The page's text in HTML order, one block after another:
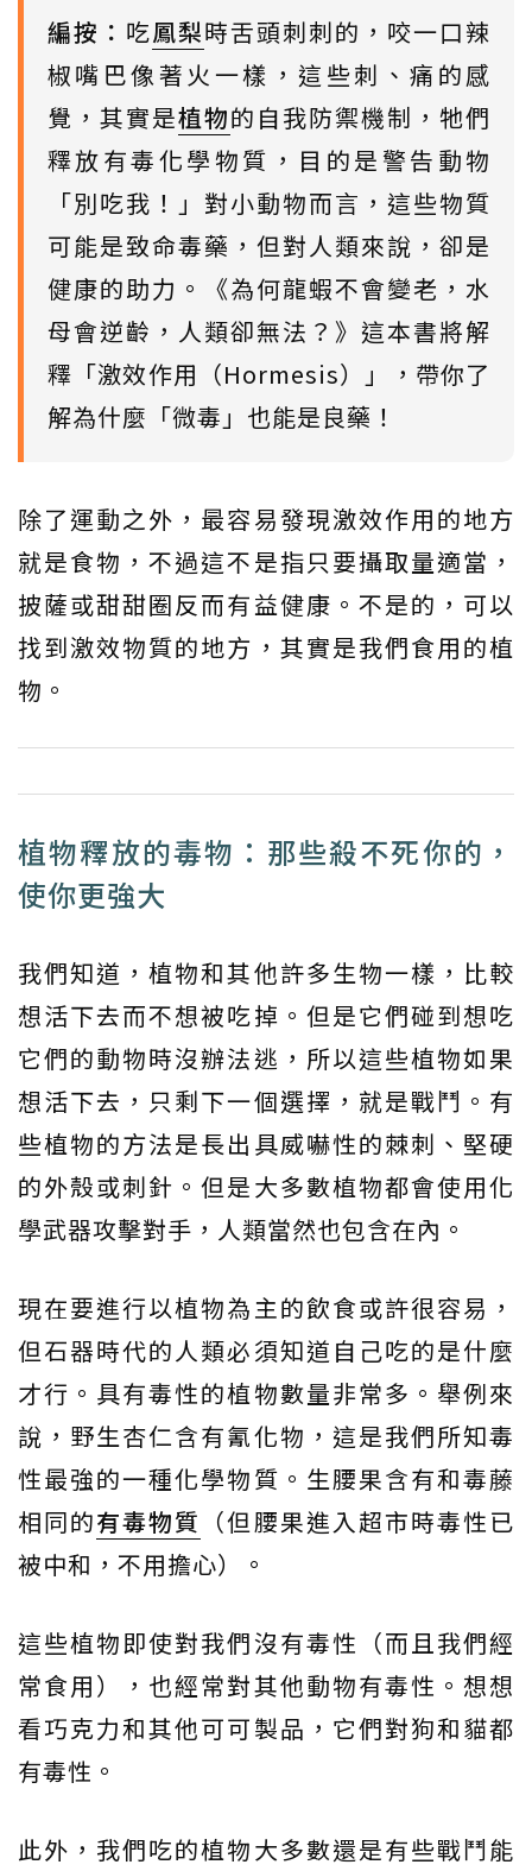
編按： 吃鳳梨時舌頭刺刺的，咬一口辣
椒嘴巴像著火一樣，這些刺、痛的感
覺，其實是植物的自我防禦機制，牠們
釋放有毒化學物質，目的是警告動物
「別吃我！」對小動物而言，這些物質
可能是致命毒藥，但對人類來說，卻是
健康的助力。《為何龍蝦不會變老，水
母會逆齡，人類卻無法？》這本書將解
釋「激效作用（Hormesis）」，帶你了
解為什麼「微毒」也能是良藥！
除了運動之外，最容易發現激效作用的地方
就是食物，不過這不是指只要攝取量適當，
披薩或甜甜圈反而有益健康。不是的，可以
找到激效物質的地方，其實是我們食用的植
物。
植物釋放的毒物：那些殺不死你的，
使你更強大
我們知道，植物和其他許多生物一樣，比較
想活下去而不想被吃掉。但是它們碰到想吃
它們的動物時沒辦法逃，所以這些植物如果
想活下去，只剩下一個選擇，就是戰鬥。有
些植物的方法是長出具威嚇性的棘刺、堅硬
的外殼或刺針。但是大多數植物都會使用化
學武器攻擊對手，人類當然也包含在內。
現在要進行以植物為主的飲食或許很容易，
但石器時代的人類必須知道自己吃的是什麼
才行。具有毒性的植物數量非常多。舉例來
說，野生杏仁含有氰化物，這是我們所知毒
性最強的一種化學物質。生腰果含有和毒藤
相同的有毒物質 （但腰果進入超市時毒性已
被中和，不用擔心）。
這些植物即使對我們沒有毒性（而且我們經
常食用），也經常對其他動物有毒性。想想
看巧克力和其他可可製品，它們對狗和貓都
有毒性。
此外，我們吃的植物大多數還是有些戰鬥能